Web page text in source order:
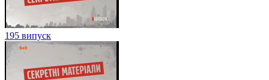
195 випуск